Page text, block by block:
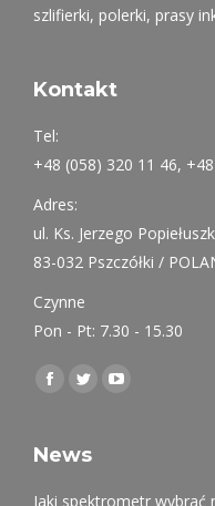
szlifierki, polerki, prasy
Kontakt
Tel:
+48 (058) 320 11 46,
Adres:
ul. Ks. Jerzego
83-032 Pszczółki /
Czynne
Pon - Pt: 7.30 - 15.30
Find us on:
Facebook
opens
Twitter
opens
YouTube
News
Jaki spektrometr wybrać